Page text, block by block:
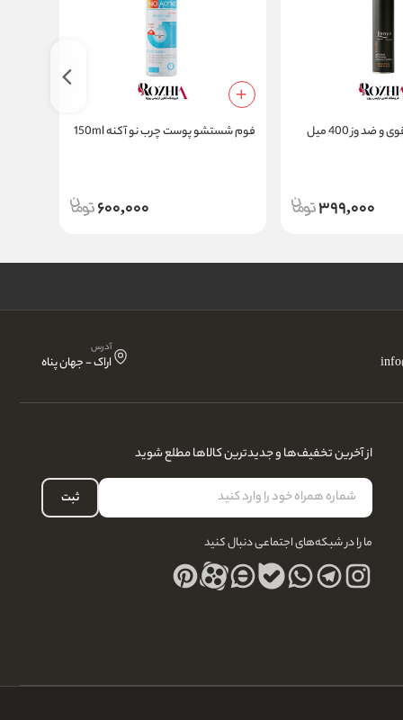
ضد وز 400 میل
399,000
فوم شستشو پوست چرب نو آکنه 150ml
600,000
آدرس
اراک - جهان پناه
از آخرین تخفیف‌ها و جدیدترین کالاها مطلع شوید
ثبت
ما را در شبکه‌های اجتماعی دنبال کنید